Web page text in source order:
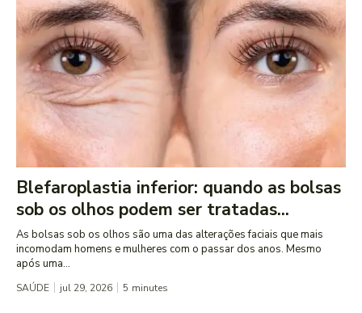
Blefaroplastia inferior: quando as bolsas
sob os olhos podem ser tratadas...
As bolsas sob os olhos são uma das alterações faciais que mais
incomodam homens e mulheres com o passar dos anos. Mesmo
após uma...
SAÚDE jul 29, 2026 5 minutes